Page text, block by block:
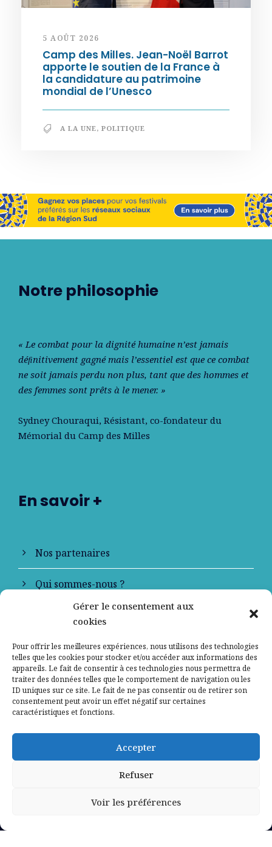
Gérer le consentement aux
cookies
Pour offrir les meilleures expériences, nous utilisons des technologies
telles que les cookies pour stocker et/ou accéder aux informations des
appareils. Le fait de consentir à ces technologies nous permettra de
traiter des données telles que le comportement de navigation ou les
ID uniques sur ce site. Le fait de ne pas consentir ou de retirer son
consentement peut avoir un effet négatif sur certaines
caractéristiques et fonctions.
Accepter
Refuser
Voir les préférences
5 AOÛT 2026
Camp des Milles. Jean-Noël Barrot
apporte le soutien de la France à
la candidature au patrimoine
mondial de l’Unesco
A LA UNE, POLITIQUE
Notre philosophie
« Le combat pour la dignité humaine n’est jamais
déﬁnitivement gagné mais l’essentiel est que ce combat
ne soit jamais perdu non plus, tant que des hommes et
des femmes sont prêts à le mener. »
Sydney Chouraqui, Résistant, co-fondateur du
Mémorial du Camp des Milles
En savoir +
Nos partenaires
Qui sommes-nous ?
Contactez-nous
Mentions légales
Politique de confidentialité